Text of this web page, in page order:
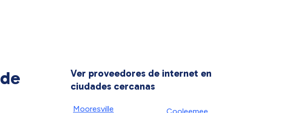
Ver proveedores de internet en
ciudades cercanas
Mooresville